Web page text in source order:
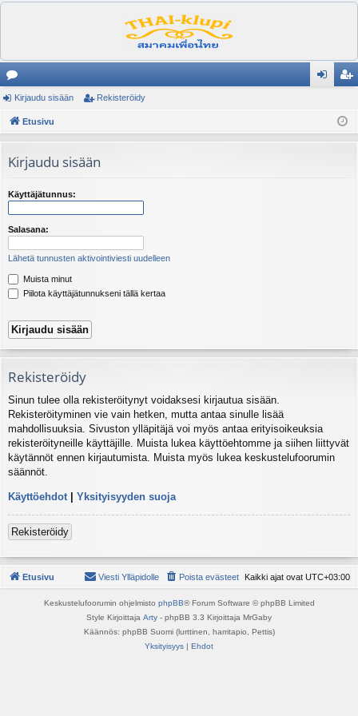
es
ku
el
ua
lu
ist
Kirjaudu sisään Rekisteröidy
Etusivu
Kirjaudu sisään
Käyttäjätunnus:
Salasana:
Lähetä tunnusten aktivointiviesti uudelleen
Muista minut
Piilota käyttäjätunnukseni tällä kertaa
Rekisteröidy
Sinun tulee olla rekisteröitynyt voidaksesi kirjautua sisään.
Rekisteröityminen vie vain hetken, mutta antaa sinulle lisää
mahdollisuuksia. Sivuston ylläpitäjä voi myös antaa erityisoikeuksia
rekisteröityneille käyttäjille. Muista lukea käyttöehtomme ja siihen liittyvät
käytännöt ennen kirjautumista. Muista myös lukea keskustelufoorumin
säännöt.
Käyttöehdot | Yksityisyyden suoja
Rekisteröidy
Etusivu Kaikki ajat ovat UTC+03:00
Poista evästeet
Viesti Ylläpidolle
Keskustelufoorumin ohjelmisto phpBB® Forum Software © phpBB Limited
Style Kirjoittaja Arty - phpBB 3.3 Kirjoittaja MrGaby
Käännös: phpBB Suomi (lurttinen, harritapio, Pettis)
Yksityisyys | Ehdot